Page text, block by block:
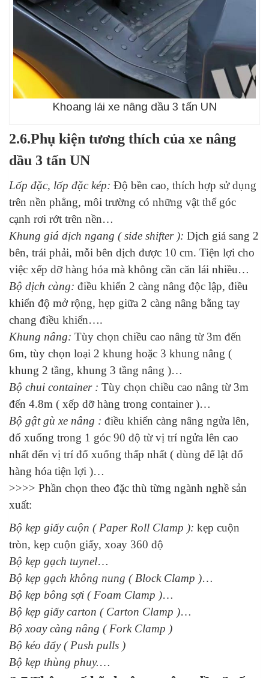
Khoang lái xe nâng dầu 3 tấn UN
2.6.Phụ kiện tương thích của xe nâng
dầu 3 tấn UN
Lốp đặc, lốp đặc kép: Độ bền cao, thích hợp sử dụng
trên nền phẳng, môi trường có những vật thể góc
cạnh rơi rớt trên nền…
Khung giá dịch ngang ( side shifter ): Dịch giá sang 2
bên, trái phải, mỗi bên dịch được 10 cm. Tiện lợi cho
việc xếp dỡ hàng hóa mà không cần căn lái nhiều…
Bộ dịch càng: điều khiển 2 càng nâng độc lập, điều
khiển độ mở rộng, hẹp giữa 2 càng nâng bằng tay
chang điều khiển….
Khung nâng: Tùy chọn chiều cao nâng từ 3m đến
6m, tùy chọn loại 2 khung hoặc 3 khung nâng (
khung 2 tầng, khung 3 tầng nâng )…
Bộ chui container : Tùy chọn chiều cao nâng từ 3m
đến 4.8m ( xếp dỡ hàng trong container )…
Bộ gật gù xe nâng : điều khiển càng nâng ngửa lên,
đổ xuống trong 1 góc 90 độ từ vị trí ngửa lên cao
nhất đến vị trí đổ xuống thấp nhất ( dùng để lật đổ
hàng hóa tiện lợi )…
>>>> Phần chọn theo đặc thù từng ngành nghề sản
xuất:
Bộ kẹp giấy cuộn ( Paper Roll Clamp ): kẹp cuộn
tròn, kẹp cuộn giấy, xoay 360 độ
Bộ kẹp gạch tuynel…
Bộ kẹp gạch không nung ( Block Clamp )…
Bộ kẹp bông sợi ( Foam Clamp )…
Bộ kẹp giấy carton ( Carton Clamp )…
Bộ xoay càng nâng ( Fork Clamp )
Bộ kéo đẩy ( Push pulls )
Bộ kẹp thùng phuy.…